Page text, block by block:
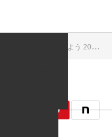
灘崎の里山を歩いてみよう 2018.01.27